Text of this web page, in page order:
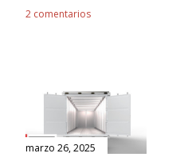
2 comentarios
marzo 26, 2025